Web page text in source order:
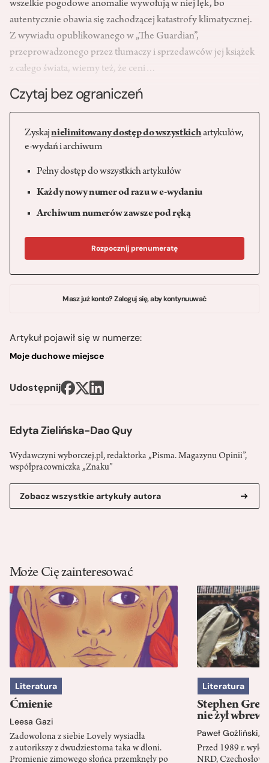
Edyta Zielińska-Dao Quy
Wydawczyni wyborczej.pl, redaktorka „Pisma. Magazynu Opinii”,
współpracowniczka „Znaku”
Zobacz wszystkie artykuły autora
wszelkie pogodowe anomalie wywołują w niej lęk, bo
autentycznie obawia się zachodzącej katastrofy klimatycznej.
Z wywiadu opublikowanego w „The Guardian”,
przeprowadzonego przez tłumaczy i sprzedawców jej książek
z całego świata, wiemy też, że ceni…
Czytaj bez ograniczeń
Zyskajnielimitowany dostęp do wszystkichartykułów,
e-wydań i archiwum
Pełny dostęp do wszystkich artykułów
Każdy nowy numer od razu w e-wydaniu
Archiwum numerów zawsze pod ręką
Rozpocznij prenumeratę
Masz już konto? Zaloguj się, aby kontynuuwać
Artykuł pojawił się w numerze:
Moje duchowe miejsce
Udostępnij
Może Cię zainteresować
Literatura
Ćmienie
Leesa Gazi
Zadowolona z siebie Lovely wysiadła
z autorikszy z dwudziestoma taka w dłoni.
Promienie zimowego słońca przemknęły po
Literatura
Stephen
nie żył wbrew
Paweł Goźliński,
Przed 1989 r.
NRD,